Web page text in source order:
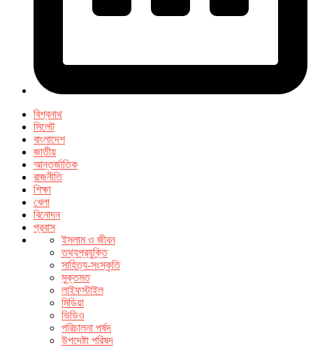
বিশ্বনাথ
সিলেট
বাংলাদেশ
জাতীয়
আন্তর্জাতিক
রাজনীতি
শিক্ষা
খেলা
বিনোদন
প্রবাস
ইসলাম ও জীবন
তথ্যপ্রযুক্তি
সাহিত্য-সংস্কৃতি
মুক্তমত
লাইফস্টাইল
মিডিয়া
ভিডিও
পরিচালনা পর্ষদ
উপদেষ্টা পরিষদ